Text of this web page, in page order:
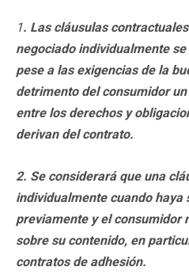
1. Las cláusulas
negociado individualmente
pese a las exigencias de la
detrimento del consumidor
entre los derechos y
derivan del contrato.
2. Se considerará que una
individualmente cuando haya
previamente y el consumidor
sobre su contenido, en
contratos de adhesión.